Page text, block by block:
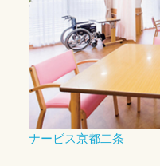
ナービス京都二条